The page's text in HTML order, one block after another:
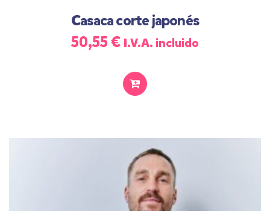
Casaca corte japonés
50,55€ I.V.A. incluido